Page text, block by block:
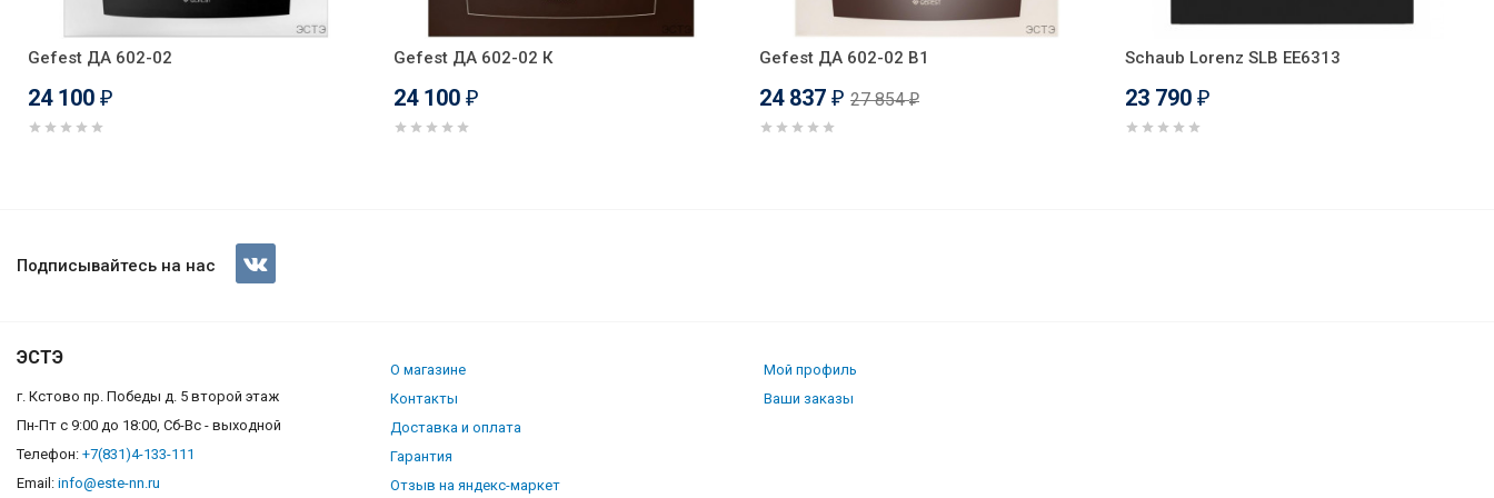
Gefest ДА 602-02
24 100 ₽
Gefest ДА 602-02 К
24 100 ₽
Gefest ДА 602-02 B1
24 837 ₽ 27 854₽
Schaub Lorenz SLB EE6313
23 790 ₽
Духовой шкаф Gefest ДА 602-02 А
Подписывайтесь на нас
ЭСТЭ
г. Кстово пр. Победы д. 5 второй этаж
Пн-Пт с 9:00 до 18:00, Сб-Вс - выходной
Телефон: +7(831)4-133-111
Email: info@este-nn.ru
О магазине
Контакты
Доставка и оплата
Гарантия
Отзыв на яндекс-маркет
Мой профиль
Ваши заказы